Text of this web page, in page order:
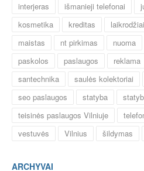
interjeras
išmanieji telefonai
kosmetika
kreditas laikrodžiai
maistas
nt pirkimas nuoma
paskolos
paslaugos reklama
santechnika
saulės kolektoriai
seo paslaugos
statyba
teisinės paslaugos Vilniuje
vestuvės
Vilnius šildymas
ARCHYVAI